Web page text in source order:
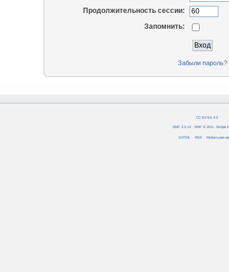
Продолжительность сессии:
Запомнить:
Забыли пароль?
CC BY-SA 4.0
SMF 2.0.14 SMF © 2011 Simple
XHTML RSS Мобильная